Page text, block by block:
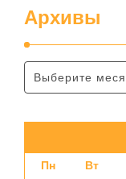
Архивы
Пн Вт